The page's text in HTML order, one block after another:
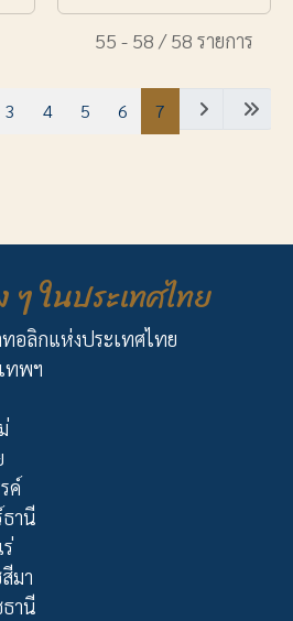
55 - 58 / 58 รายการ
3 4 5 6 7
ในประเทศไทย
อลิกแห่งประเทศไทย
ทพฯ
ค์
านี
มา
านี